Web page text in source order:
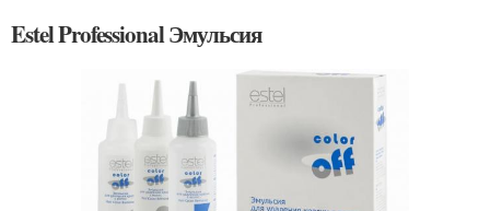
Estel Professional Эмульсия